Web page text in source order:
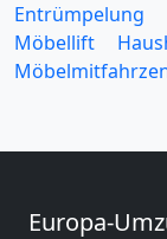
Entrümpelung
Möbellift
Europa-